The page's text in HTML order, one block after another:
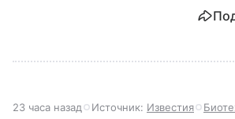
23 часа назад Источник: Известия